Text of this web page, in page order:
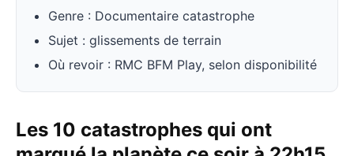
Genre : Documentaire catastrophe
Sujet : glissements de terrain
Où revoir : RMC BFM Play, selon disponibilité
Les 10 catastrophes qui ont